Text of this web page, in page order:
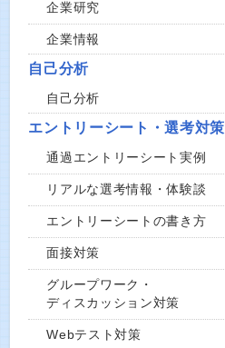
企業研究
企業情報
自己分析
自己分析
エントリーシート・選考対策
通過エントリーシート実例
リアルな選考情報・体験談
エントリーシートの書き方
面接対策
グループワーク・
ディスカッション対策
Webテスト対策